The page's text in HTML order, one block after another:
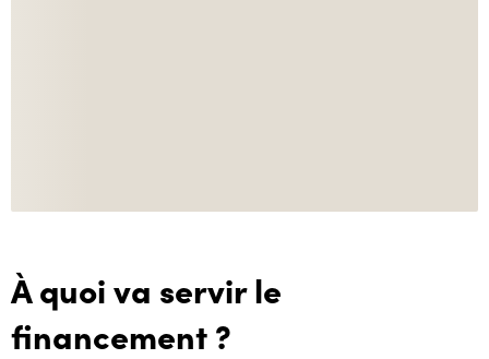
À quoi va servir le
financement ?